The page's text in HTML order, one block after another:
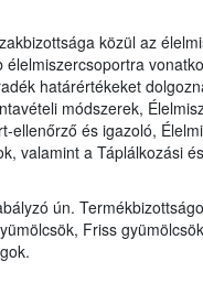
közül az
határértékeket
módszerek,
ellenőrző és igazoló,
valamint a Táplálkozási
ún.
Friss